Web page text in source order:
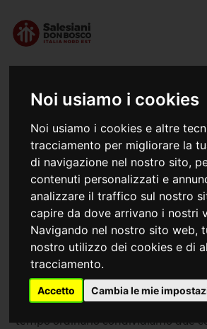
Noi usiamo i cookies
Noi usiamo i cookies e altre
tracciamento per migliorare la
di navigazione nel nostro sito,
contenuti personalizzati e
analizzare il traffico sul nostro
capire da dove arrivano i nostri
Navigando nel nostro sito web,
nostro utilizzo dei cookies e di
tracciamento.
Accetto Cambia le mie
08/01/2024
Buona stoffa
Carissimi,
buon anno! Finito il tempo di Natale
tempo ordinario condividiamo due